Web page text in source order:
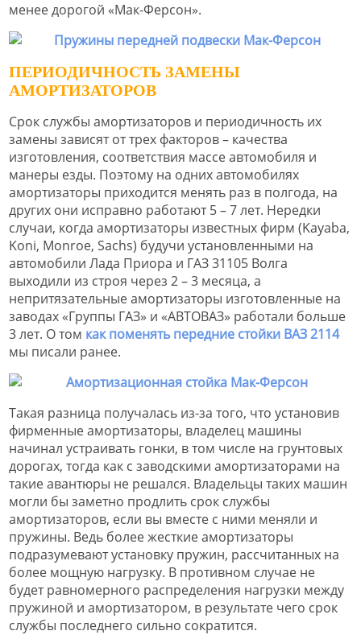
менее дорогой «Мак-Ферсон».
ПЕРИОДИЧНОСТЬ ЗАМЕНЫ
АМОРТИЗАТОРОВ
Срок службы амортизаторов и периодичность их
замены зависят от трех факторов – качества
изготовления, соответствия массе автомобиля и
манеры езды. Поэтому на одних автомобилях
амортизаторы приходится менять раз в полгода, на
других они исправно работают 5 – 7 лет. Нередки
случаи, когда амортизаторы известных фирм (Kayaba,
Koni, Monroe, Sachs) будучи установленными на
автомобили Лада Приора и ГАЗ 31105 Волга
выходили из строя через 2 – 3 месяца, а
непритязательные амортизаторы изготовленные на
заводах «Группы ГАЗ» и «АВТОВАЗ» работали больше
3 лет. О том как поменять передние стойки ВАЗ 2114
мы писали ранее.
Такая разница получалась из-за того, что установив
фирменные амортизаторы, владелец машины
начинал устраивать гонки, в том числе на грунтовых
дорогах, тогда как с заводскими амортизаторами на
такие авантюры не решался. Владельцы таких машин
могли бы заметно продлить срок службы
амортизаторов, если вы вместе с ними меняли и
пружины. Ведь более жесткие амортизаторы
подразумевают установку пружин, рассчитанных на
более мощную нагрузку. В противном случае не
будет равномерного распределения нагрузки между
пружиной и амортизатором, в результате чего срок
службы последнего сильно сократится.